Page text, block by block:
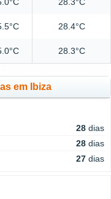
28.3°C
28.4°C
28.3°C
em Ibiza
28 dias
28 dias
27 dias